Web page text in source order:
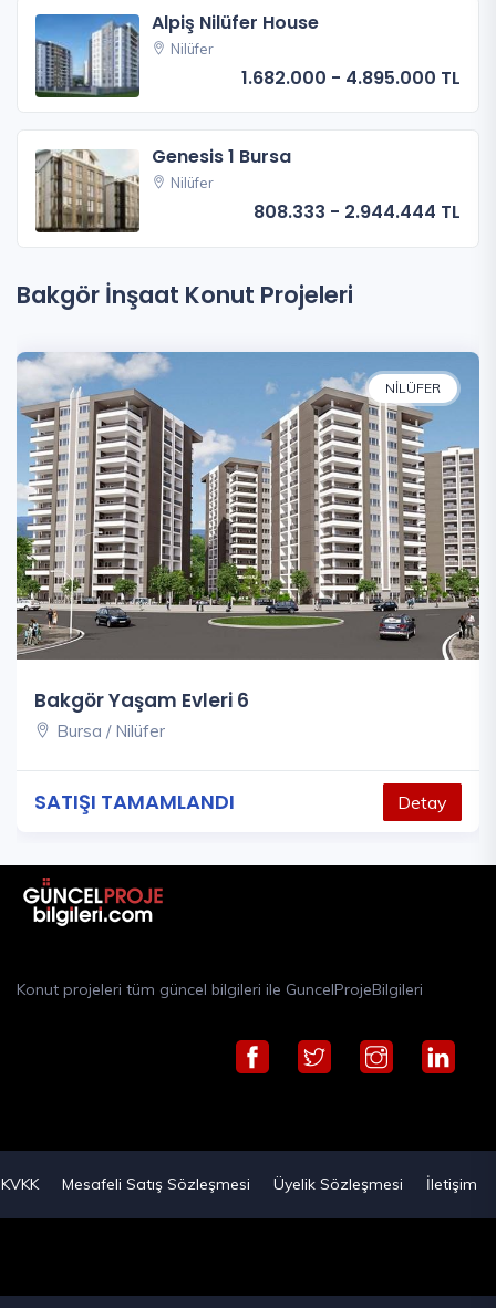
Alpiş Nilüfer House
Nilüfer
1.682.000 - 4.895.000 TL
Genesis 1 Bursa
Nilüfer
808.333 - 2.944.444 TL
Bakgör İnşaat Konut Projeleri
NILÜFER
Bakgör Yaşam Evleri 6
Bursa / Nilüfer
SATIŞI TAMAMLANDI Detay
Konut projeleri tüm güncel bilgileri ile GuncelProjeBilgileri
KVKK Mesafeli Satış Sözleşmesi Üyelik Sözleşmesi İletişim